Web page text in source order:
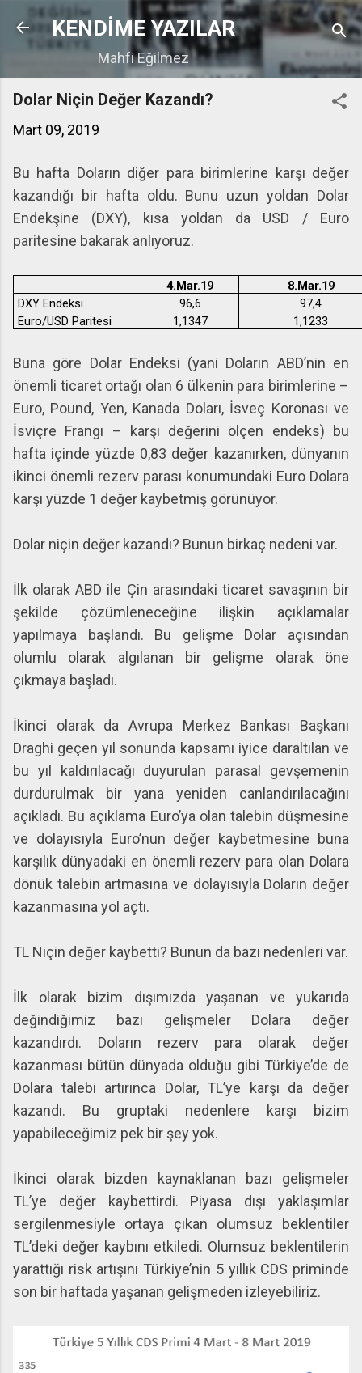
Ana içeriğe atla
KENDİME YAZILAR
Mahfi Eğilmez
Dolar Niçin Değer Kazandı?
Mart 09, 2019
Bu hafta Doların diğer para birimlerine karşı değer
kazandığı bir hafta oldu. Bunu uzun yoldan Dolar
Endekşine (DXY), kısa yoldan da USD / Euro
paritesine bakarak anlıyoruz.
4.Mar.19
8.Mar.19
DXY Endeksi
96,6
97,4
Euro/USD Paritesi
1,1347 1,1233
Buna göre Dolar Endeksi (yani Doların ABD’nin en
önemli ticaret ortağı olan 6 ülkenin para birimlerine –
Euro, Pound, Yen, Kanada Doları, İsveç Koronası ve
İsviçre Frangı – karşı değerini ölçen endeks) bu
hafta içinde yüzde 0,83 değer kazanırken, dünyanın
ikinci önemli rezerv parası konumundaki Euro Dolara
karşı yüzde 1 değer kaybetmiş görünüyor.
Dolar niçin değer kazandı? Bunun birkaç nedeni var.
İlk olarak ABD ile Çin arasındaki ticaret savaşının bir
şekilde çözümleneceğine ilişkin açıklamalar
yapılmaya başlandı. Bu gelişme Dolar açısından
olumlu olarak algılanan bir gelişme olarak öne
çıkmaya başladı.
İkinci olarak da Avrupa Merkez Bankası Başkanı
Draghi geçen yıl sonunda kapsamı iyice daraltılan ve
bu yıl kaldırılacağı duyurulan parasal gevşemenin
durdurulmak bir yana yeniden canlandırılacağını
açıkladı. Bu açıklama Euro’ya olan talebin düşmesine
ve dolayısıyla Euro’nun değer kaybetmesine buna
karşılık dünyadaki en önemli rezerv para olan Dolara
dönük talebin artmasına ve dolayısıyla Doların değer
kazanmasına yol açtı.
TL Niçin değer kaybetti? Bunun da bazı nedenleri var.
İlk olarak bizim dışımızda yaşanan ve yukarıda
değindiğimiz bazı gelişmeler Dolara değer
kazandırdı. Doların rezerv para olarak değer
kazanması bütün dünyada olduğu gibi Türkiye’de de
Dolara talebi artırınca Dolar, TL’ye karşı da değer
kazandı. Bu gruptaki nedenlere karşı bizim
yapabileceğimiz pek bir şey yok.
İkinci olarak bizden kaynaklanan bazı gelişmeler
TL’ye değer kaybettirdi. Piyasa dışı yaklaşımlar
sergilenmesiyle ortaya çıkan olumsuz beklentiler
TL’deki değer kaybını etkiledi. Olumsuz beklentilerin
yarattığı risk artışını Türkiye’nin 5 yıllık CDS priminde
son bir haftada yaşanan gelişmeden izleyebiliriz.